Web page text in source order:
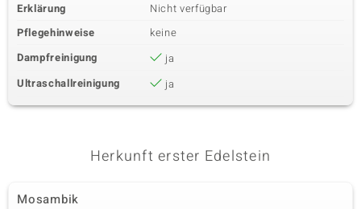
Erklärung
Nicht verfügbar
Pflegehinweise
keine
Dampfreinigung
ja
Ultraschallreinigung
ja
Herkunft erster Edelstein
Mosambik